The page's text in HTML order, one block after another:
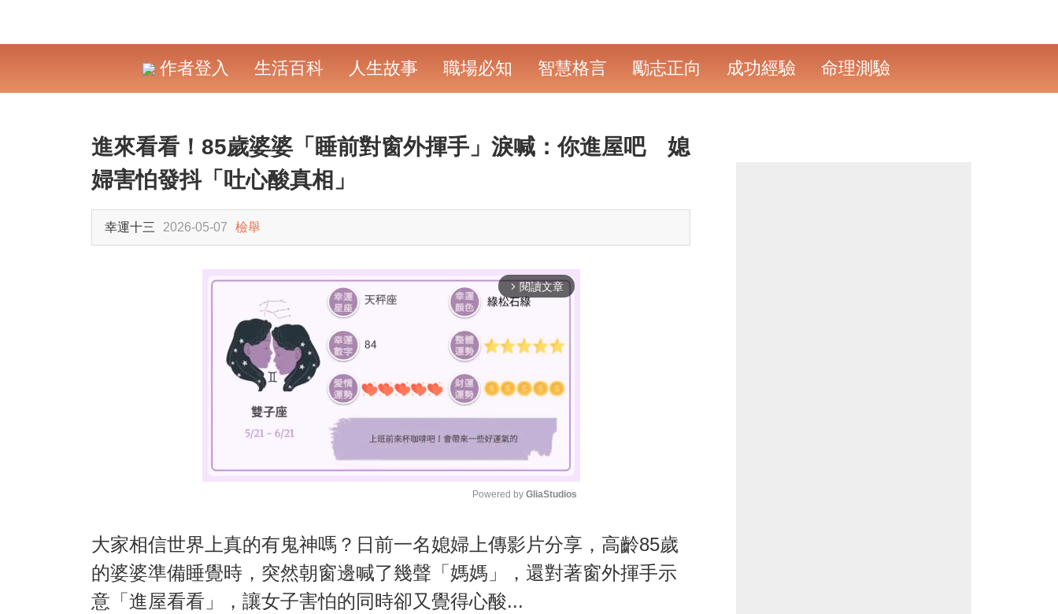
作者登入 生活百科 人生故事 職場必知 智慧格言 勵志正向 成功經驗 命理測驗
進來看看！85歲婆婆「睡前對窗外揮手」淚喊：你進屋吧 媳
婦害怕發抖「吐心酸真相」
幸運十三 2026-05-07 檢舉
arrow_forward_ios 閱讀文章
M
t
e
Powered by GliaStudios
大家相信世界上真的有鬼神嗎？日前一名媳婦上傳影片分享，高齡85歲
的婆婆準備睡覺時，突然朝窗邊喊了幾聲「媽媽」，還對著窗外揮手示
意「進屋看看」，讓女子害怕的同時卻又覺得心酸...